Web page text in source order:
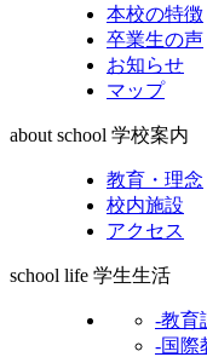
本校の特徴
卒業生の声
お知らせ
マップ
about school 学校案内
教育・理念
校内施設
アクセス
school life 学生生活
-教育
-国際